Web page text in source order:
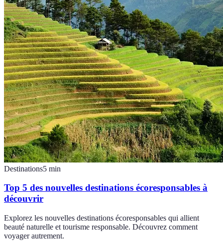
Destinations5 min
Top 5 des nouvelles destinations écoresponsables à
découvrir
Explorez les nouvelles destinations écoresponsables qui allient
beauté naturelle et tourisme responsable. Découvrez comment
voyager autrement.